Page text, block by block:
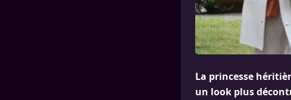
La princesse
un look plus